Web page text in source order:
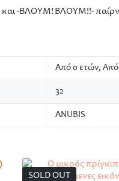
-ΒΛΟΥΜ! ΒΛΟΥΜ!!-
Από 0 ετών, Από
32
ANUBIS
SOLD OUT